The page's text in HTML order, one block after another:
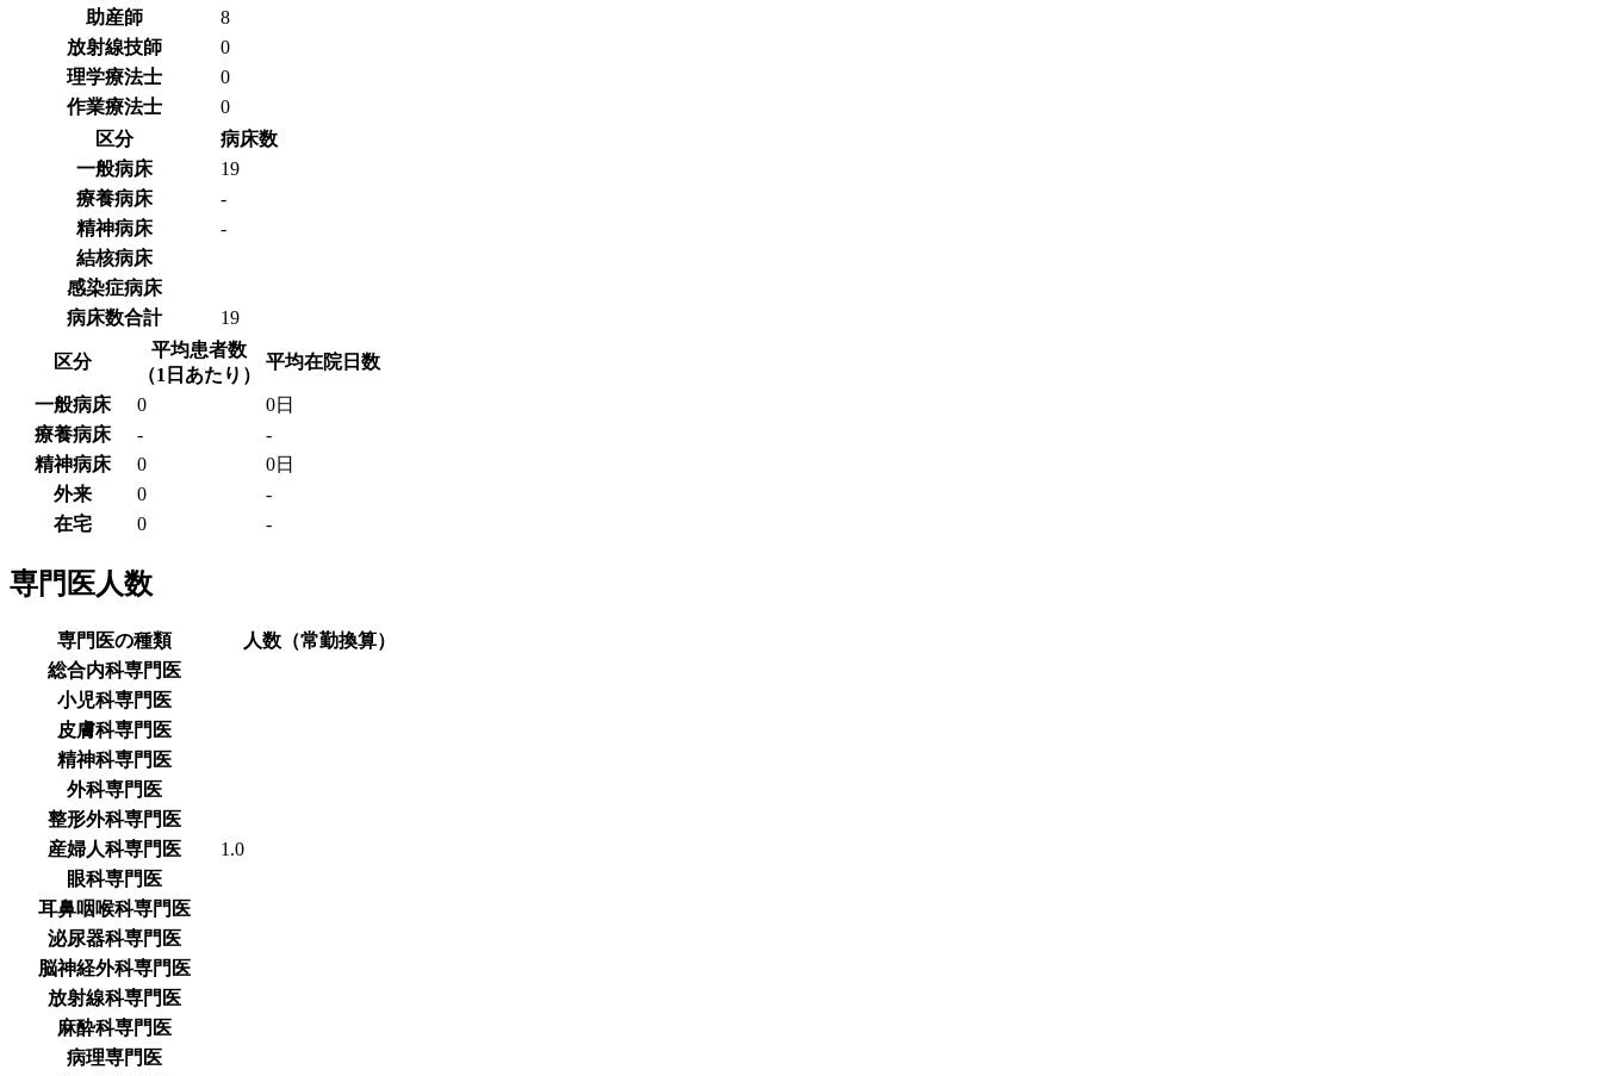
助産師
8
放射線技師
0
理学療法士
0
作業療法士
0
区分
病床数
一般病床
19
療養病床
-
精神病床
-
結核病床
感染症病床
病床数合計
19
区分
平均患者数
（1日あたり）
平均在院日数
一般病床 0
0日
療養病床
-
-
精神病床
0
0日
外来
0
-
在宅
0 -
専門医人数
専門医の種類
人数（常勤換算）
総合内科専門医
小児科専門医
皮膚科専門医
精神科専門医
外科専門医
整形外科専門医
産婦人科専門医
1.0
眼科専門医
耳鼻咽喉科専門医
泌尿器科専門医
脳神経外科専門医
放射線科専門医
麻酔科専門医
病理専門医